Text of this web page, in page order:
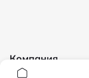
Компания